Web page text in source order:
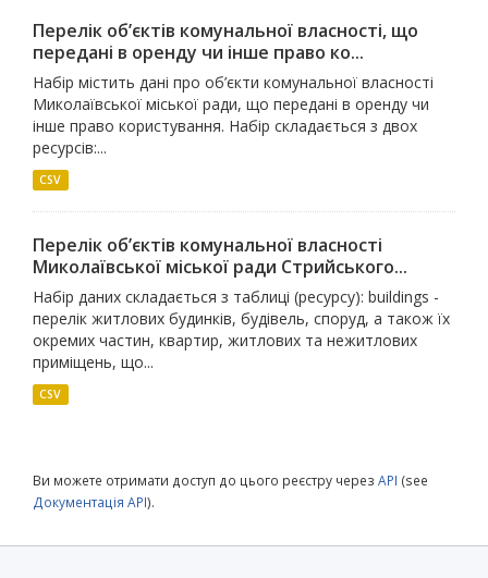
Перелік об’єктів комунальної власності, що
передані в оренду чи інше право ко...
Набір містить дані про об’єкти комунальної власності
Миколаївської міської ради, що передані в оренду чи
інше право користування. Набір складається з двох
ресурсів:...
CSV
Перелік об’єктів комунальної власності
Миколаївської міської ради Стрийського...
Набір даних складається з таблиці (ресурсу): buildings -
перелік житлових будинків, будівель, споруд, а також їх
окремих частин, квартир, житлових та нежитлових
приміщень, що...
CSV
Ви можете отримати доступ до цього реєстру через API (see
Документація API).